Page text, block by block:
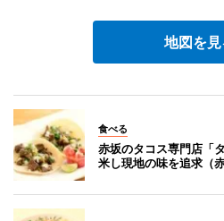
地図を見
食べる
赤坂のタコス専門店「
米し現地の味を追求（